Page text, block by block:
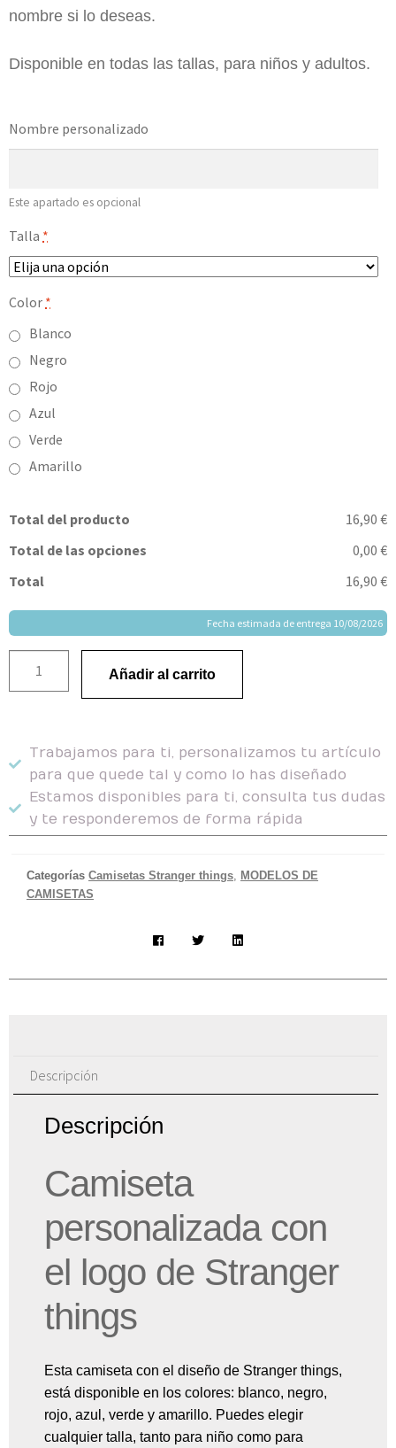
nombre si lo deseas.
Disponible en todas las tallas, para niños y adultos.
Nombre personalizado
Este apartado es opcional
Talla *
Color *
Blanco
Negro
Rojo
Azul
Verde
Amarillo
Total del producto
16,90 €
Total de las opciones
0,00 €
Total
16,90 €
Fecha estimada de entrega 10/08/2026
Añadir al carrito
Trabajamos para ti, personalizamos tu artículo
para que quede tal y como lo has diseñado
Estamos disponibles para ti, consulta tus dudas
y te responderemos de forma rápida
Categorías Camisetas Stranger things
MODELOS DE
CAMISETAS
Descripción
Descripción
Camiseta
personalizada con
el logo de Stranger
things
Esta camiseta con el diseño de Stranger things,
está disponible en los colores: blanco, negro,
rojo, azul, verde y amarillo. Puedes elegir
cualquier talla, tanto para niño como para